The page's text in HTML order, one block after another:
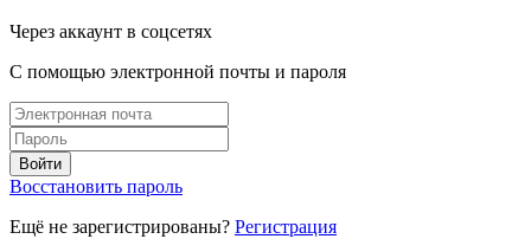
Через аккаунт в соцсетях
С помощью электронной почты и пароля
Восстановить пароль
Ещё не зарегистрированы? Регистрация